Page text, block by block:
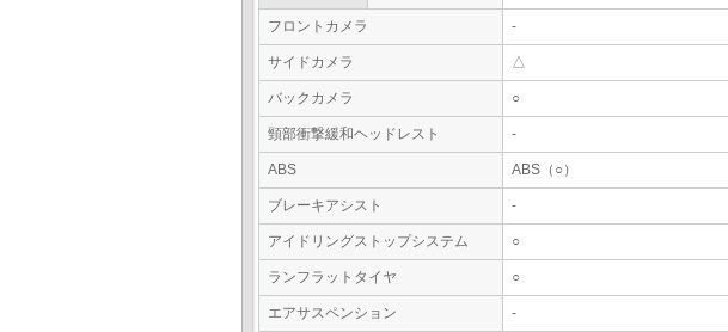
フロントカメラ -
サイドカメラ △
バックカメラ ○
頸部衝撃緩和ヘッドレスト -
ABS ABS（○）
ブレーキアシスト -
アイドリングストップシステム ○
ランフラットタイヤ ○
エアサスペンション -